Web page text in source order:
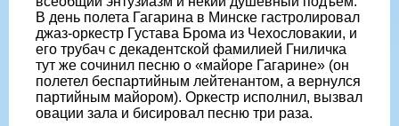
В день полета Гагарина в Минске гастролировал
джаз-оркестр Густава Брома из Чехословакии, и
его трубач с декадентской фамилией Гниличка
тут же сочинил песню о «майоре Гагарине» (он
полетел беспартийным лейтенантом, а вернулся
партийным майором). Оркестр исполнил, вызвал
овации зала и бисировал песню три раза.